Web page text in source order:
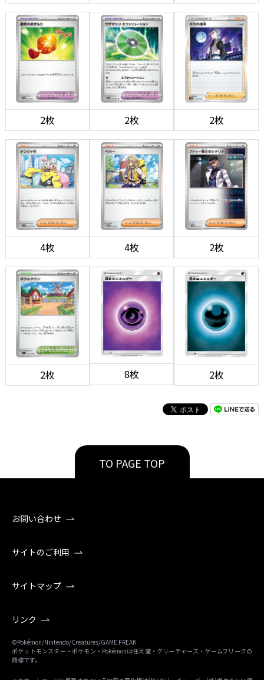
2枚 2枚 2枚
4枚 4枚 2枚
2枚 8枚 2枚
TO PAGE TOP
お問い合わせ
サイトのご利用
サイトマップ
リンク
©Pokémon/Nintendo/Creatures/GAME FREAK
ポケットモンスター・ポケモン・Pokémonは任天堂・クリーチャーズ・ゲームフリークの
商標です。